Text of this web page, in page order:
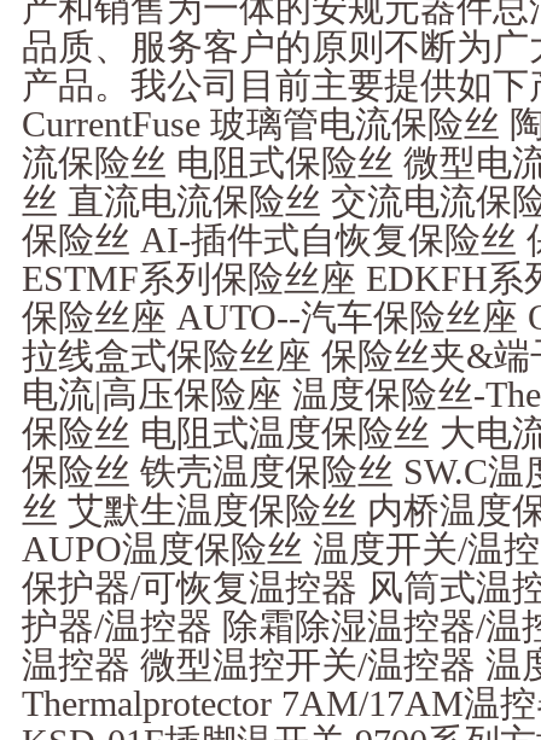
产和销售为一体的安规元器件
品质、服务客户的原则不断为
产品。我公司目前主要提供如
CurrentFuse 玻璃管电流保险丝
流保险丝 电阻式保险丝 微型电
丝 直流电流保险丝 交流电流保
保险丝 AI-插件式自恢复保险丝
ESTMF系列保险丝座 EDKFH系
保险丝座 AUTO--汽车保险丝座
拉线盒式保险丝座 保险丝夹&
电流|高压保险座 温度保险丝-
保险丝 电阻式温度保险丝 大电
保险丝 铁壳温度保险丝 SW.C
丝 艾默生温度保险丝 内桥温度
AUPO温度保险丝 温度开关/温
保护器/可恢复温控器 风筒式温
护器/温控器 除霜除湿温控器/温
温控器 微型温控开关/温控器 温
Thermalprotector 7AM/17AM温